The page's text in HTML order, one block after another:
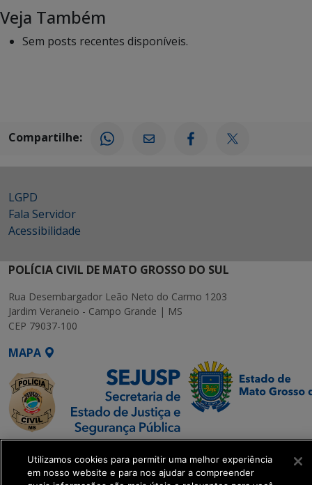
Veja Também
Sem posts recentes disponíveis.
Compartilhe:
LGPD
Fala Servidor
Acessibilidade
POLÍCIA CIVIL DE MATO GROSSO DO SUL
Rua Desembargador Leão Neto do Carmo 1203
Jardim Veraneio - Campo Grande | MS
CEP 79037-100
MAPA
SETDIG | Secretaria-
Executiva de
Utilizamos cookies para permitir uma melhor experiência
em nosso website e para nos ajudar a compreender